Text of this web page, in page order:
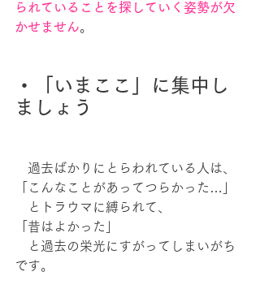
られていることを探していく姿勢が欠
かせません。
・「いまここ」に集中し
ましょう
過去ばかりにとらわれている人は、
「こんなことがあってつらかった…」
とトラウマに縛られて、
「昔はよかった」
と過去の栄光にすがってしまいがち
です。